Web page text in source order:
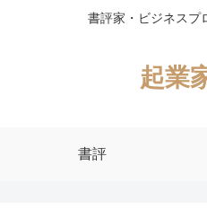
書評家・ビジネス
起業
書評